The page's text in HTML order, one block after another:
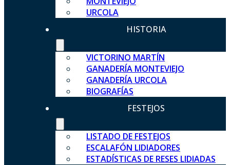
URCOLA
HISTORIA
VICTORINO MARTÍN
GANADERÍA MONTEVIEJO
GANADERÍA URCOLA
BIOGRAFÍAS
FESTEJOS
LISTADO DE FESTEJOS
ESCALAFÓN LIDIADORES
ESTADÍSTICAS DE RESES LIDIADAS